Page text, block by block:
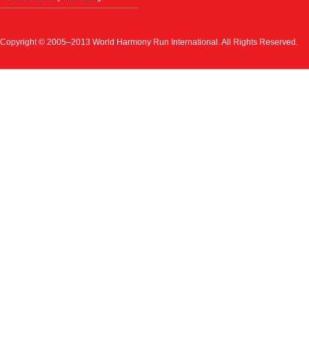
Copyright © 2005–2013 World Harmony Run International. All Rights Reserved.